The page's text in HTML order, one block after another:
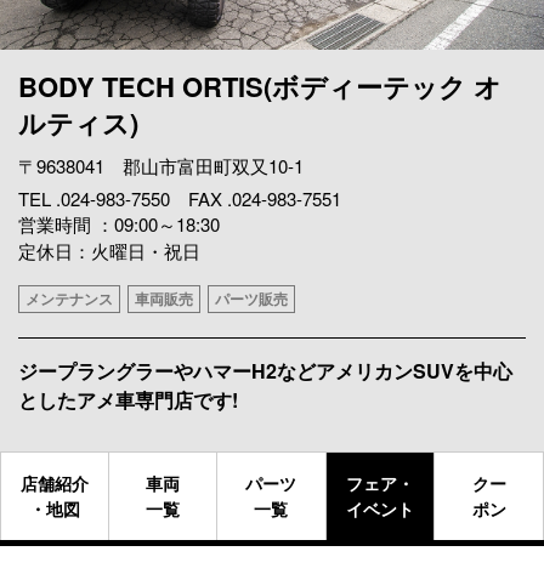
BODY TECH ORTIS(ボディーテック オ
ルティス)
〒9638041 郡山市富田町双又10-1
TEL .024-983-7550 FAX .024-983-7551
営業時間 ：09:00～18:30
定休日：火曜日・祝日
メンテナンス 車両販売 パーツ販売
ジープラングラーやハマーH2などアメリカンSUVを中心
としたアメ車専門店です!
店舗紹介
・地図
車両
一覧
パーツ
一覧
フェア・
イベント
クー
ポン